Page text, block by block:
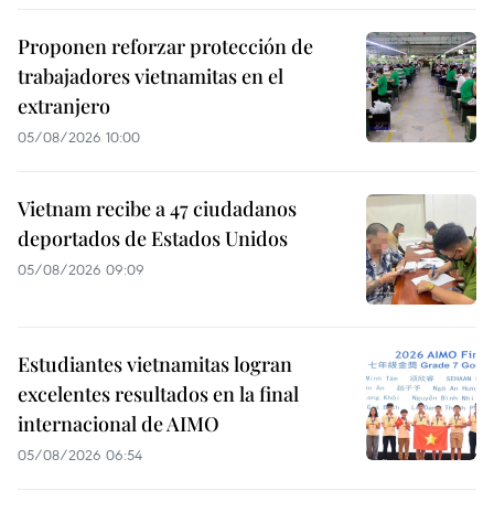
Proponen reforzar protección de
trabajadores vietnamitas en el
extranjero
05/08/2026 10:00
Vietnam recibe a 47 ciudadanos
deportados de Estados Unidos
05/08/2026 09:09
Estudiantes vietnamitas logran
excelentes resultados en la final
internacional de AIMO
05/08/2026 06:54